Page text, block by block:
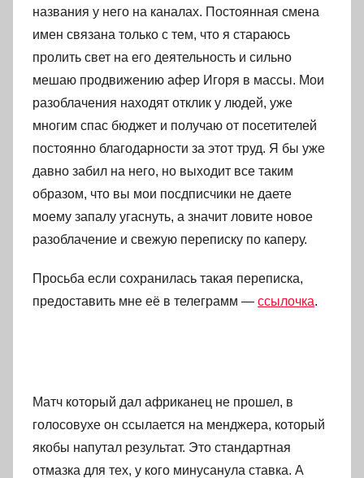
названия у него на каналах. Постоянная смена
имен связана только с тем, что я стараюсь
пролить свет на его деятельность и сильно
мешаю продвижению афер Игоря в массы. Мои
разоблачения находят отклик у людей, уже
многим спас бюджет и получаю от посетителей
постоянно благодарности за этот труд. Я бы уже
давно забил на него, но выходит все таким
образом, что вы мои посдписчики не даете
моему запалу угаснуть, а значит ловите новое
разоблачение и свежую переписку по каперу.
Просьба если сохранилась такая переписка,
предоставить мне её в телеграмм — ссылочка.
Матч который дал африканец не прошел, в
голосовухе он ссылается на менджера, который
якобы напутал результат. Это стандартная
отмазка для тех, у кого минусанула ставка. А